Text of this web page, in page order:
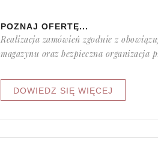
POZNAJ OFERTĘ...
Realizacja zamówień zgodnie z
magazynu oraz bezpieczna organizacja